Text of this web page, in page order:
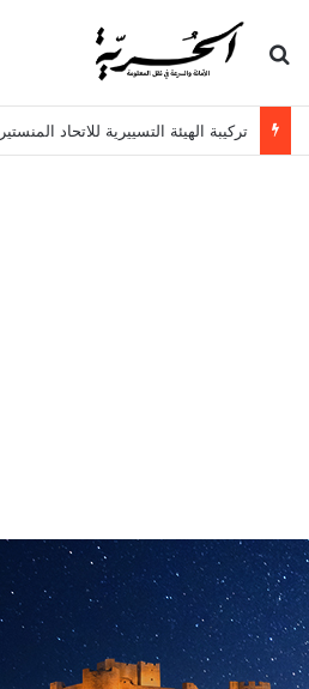
بحث عن
تركيبة الهيئة التسييرية للاتحاد